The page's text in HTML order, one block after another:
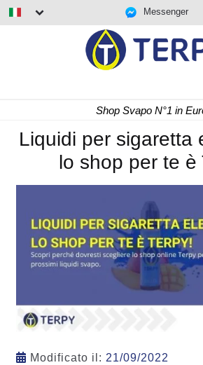
Messenger
Consegna Rapida
Liquidi per sigaretta
lo shop per te è
Modificato il: 21/09/2022